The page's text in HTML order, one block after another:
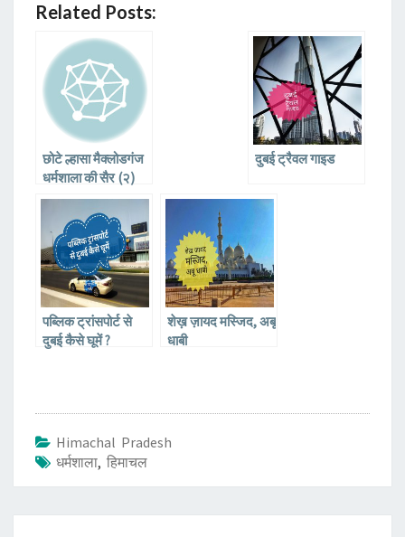
Related Posts:
छोटे ल्हासा मैक्लोडगंज
धर्मशाला की सैर (२)
दुबई ट्रैवल गाइड
पब्लिक ट्रांसपोर्ट से
दुबई कैसे घूमें ?
शेख़ ज़ायद मस्जिद, अबू
धाबी
Himachal Pradesh
धर्मशाला, हिमाचल